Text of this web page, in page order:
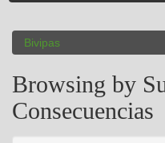
Bivipas
Browsing by
Consecuencias